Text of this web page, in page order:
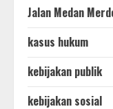
Jalan Medan
kasus hukum
kebijakan publik
kebijakan sosial